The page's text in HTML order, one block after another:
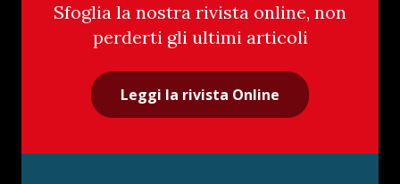
Sfoglia la nostra rivista online, non
perderti gli ultimi articoli
Leggi la rivista Online